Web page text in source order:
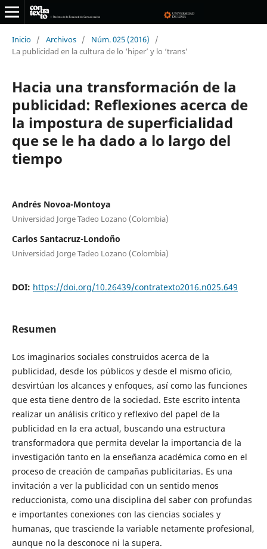
Inicio / Archivos / Núm. 025 (2016)
/
La publicidad en la cultura de lo ‘hiper’ y lo ‘trans’
Hacia una transformación de la
publicidad: Reflexiones acerca de
la impostura de superficialidad
que se le ha dado a lo largo del
tiempo
Andrés Novoa-Montoya
Universidad Jorge Tadeo Lozano (Colombia)
Carlos Santacruz-Londoño
Universidad Jorge Tadeo Lozano (Colombia)
DOI: https://doi.org/10.26439/contratexto2016.n025.649
Resumen
Los imaginarios sociales construidos acerca de la
publicidad, desde los públicos y desde el mismo oficio,
desvirtúan los alcances y enfoques, así como las funciones
que esta tiene dentro de la sociedad. Este escrito intenta
realizar un análisis crítico y reflexivo del papel de la
publicidad en la era actual, buscando una estructura
transformadora que permita develar la importancia de la
investigación tanto en la enseñanza académica como en el
proceso de creación de campañas publicitarias. Es una
invitación a ver la publicidad con un sentido menos
reduccionista, como una disciplina del saber con profundas
e importantes conexiones con las ciencias sociales y
humanas, que trasciende la variable netamente profesional,
aunque no la desconoce ni la supera.